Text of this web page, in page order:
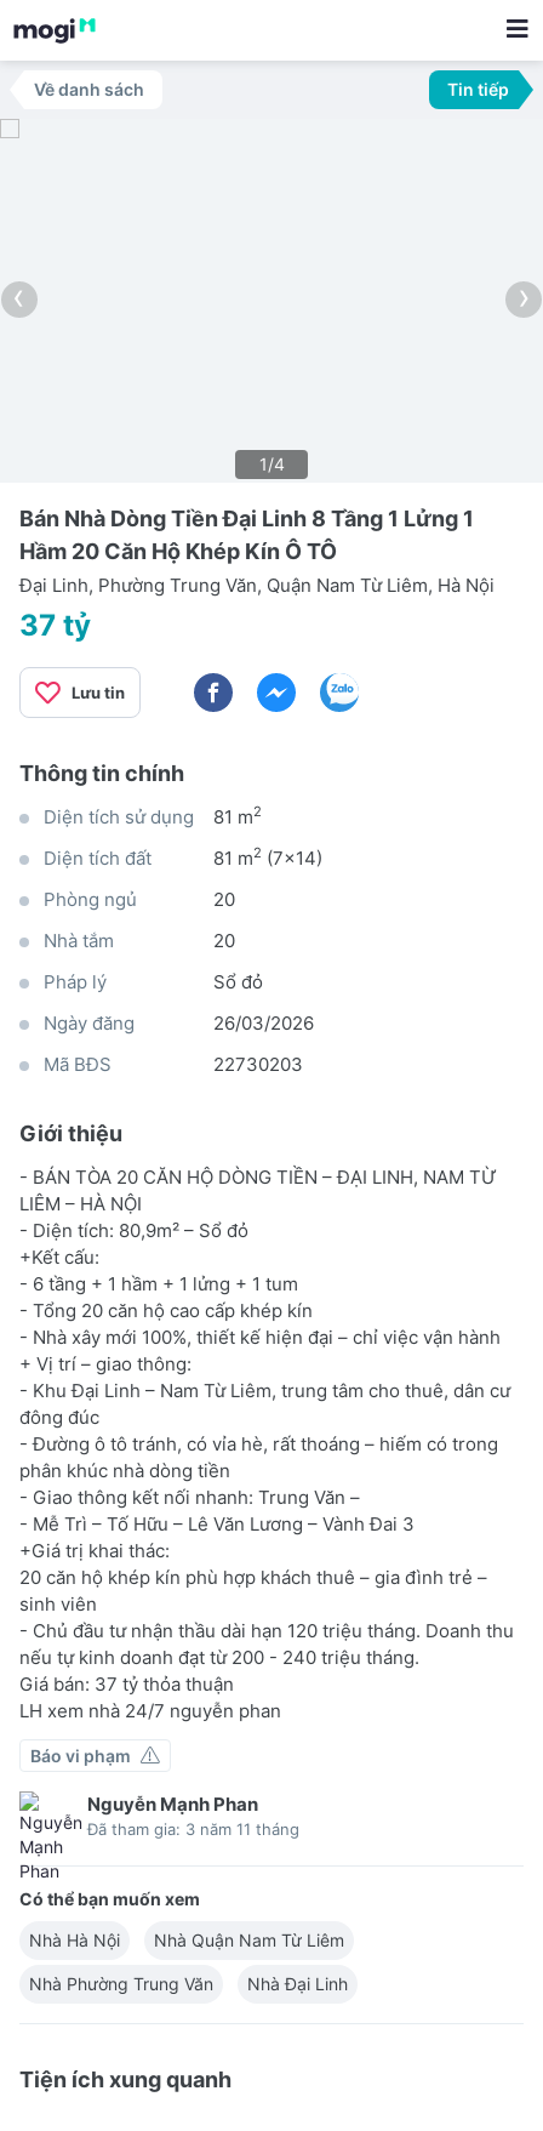
Về danh sách Tin tiếp
‹ ›
1/4
Bán Nhà Dòng Tiền Đại Linh 8 Tầng 1 Lửng 1
Hầm 20 Căn Hộ Khép Kín Ô TÔ
Đại Linh, Phường Trung Văn, Quận Nam Từ Liêm, Hà Nội
37 tỷ
Lưu tin
Thông tin chính
Diện tích sử dụng 81 m2
Diện tích đất 81 m2 (7x14)
Phòng ngủ
20
Nhà tắm
20
Pháp lý
Sổ đỏ
Ngày đăng
26/03/2026
Mã BĐS
22730203
Giới thiệu
- BÁN TÒA 20 CĂN HỘ DÒNG TIỀN – ĐẠI LINH, NAM TỪ
LIÊM – HÀ NỘI
- Diện tích: 80,9m² – Sổ đỏ
+Kết cấu:
- 6 tầng + 1 hầm + 1 lửng + 1 tum
- Tổng 20 căn hộ cao cấp khép kín
- Nhà xây mới 100%, thiết kế hiện đại – chỉ việc vận hành
+ Vị trí – giao thông:
- Khu Đại Linh – Nam Từ Liêm, trung tâm cho thuê, dân cư
đông đúc
- Đường ô tô tránh, có vỉa hè, rất thoáng – hiếm có trong
phân khúc nhà dòng tiền
- Giao thông kết nối nhanh: Trung Văn –
- Mễ Trì – Tố Hữu – Lê Văn Lương – Vành Đai 3
+Giá trị khai thác:
20 căn hộ khép kín phù hợp khách thuê – gia đình trẻ –
sinh viên
- Chủ đầu tư nhận thầu dài hạn 120 triệu tháng. Doanh thu
nếu tự kinh doanh đạt từ 200 - 240 triệu tháng.
Giá bán: 37 tỷ thỏa thuận
LH xem nhà 24/7 nguyễn phan
Báo vi phạm
Nguyễn Mạnh Phan
Đã tham gia: 3 năm 11 tháng
Có thể bạn muốn xem
Nhà Hà Nội
Nhà Quận Nam Từ Liêm
Nhà Phường Trung Văn Nhà Đại Linh
Tiện ích xung quanh